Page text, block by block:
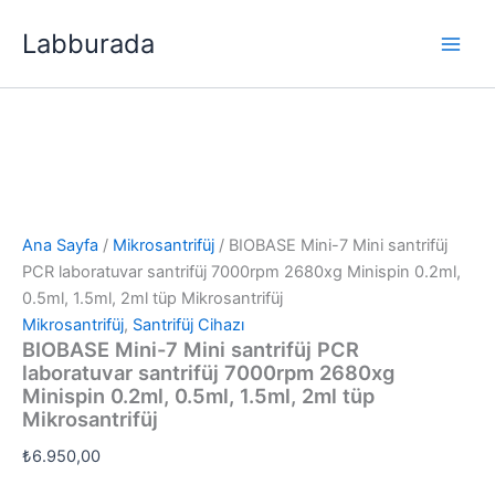
atlaLabburada
Ana Sayfa / Mikrosantrifüj / BIOBASE Mini-7 Mini santrifüj
PCR laboratuvar santrifüj 7000rpm 2680xg Minispin 0.2ml,
0.5ml, 1.5ml, 2ml tüp Mikrosantrifüj
Mikrosantrifüj, Santrifüj Cihazı
BIOBASE Mini-7 Mini santrifüj PCR
laboratuvar santrifüj 7000rpm 2680xg
Minispin 0.2ml, 0.5ml, 1.5ml, 2ml tüp
Mikrosantrifüj
₺6.950,00